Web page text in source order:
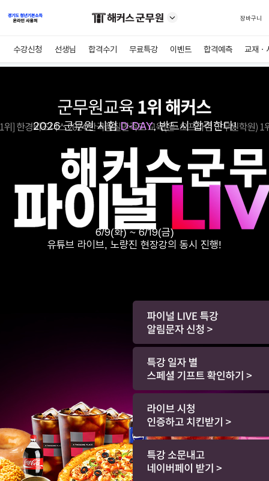
장바구니
수강신청 선생님 합격수기 무료특강 이벤트 합격예측 교재ㆍ
2026 군무원 시험D-DAY, 반드시 합격한다!
6/9(화) ~ 6/19(금)
유튜브 라이브, 노량진 현장강의 동시 진행!